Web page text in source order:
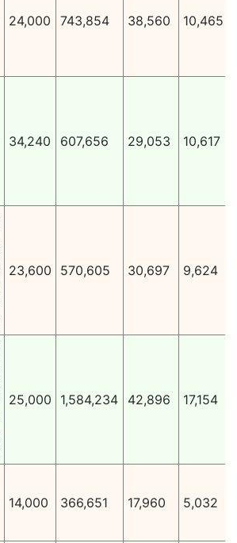
24,000 743,854 38,560 10,465
34,240 607,656 29,053 10,617
23,600 570,605 30,697 9,624
25,000 1,584,234 42,896 17,154
14,000 366,651 17,960 5,032